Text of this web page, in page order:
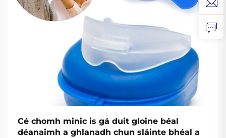
Cé chomh minic is gá duit gloine béal
déanaimh a ghlanadh chun sláinte bhéal a